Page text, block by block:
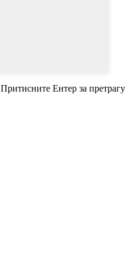
Притисните Ентер за претрагу